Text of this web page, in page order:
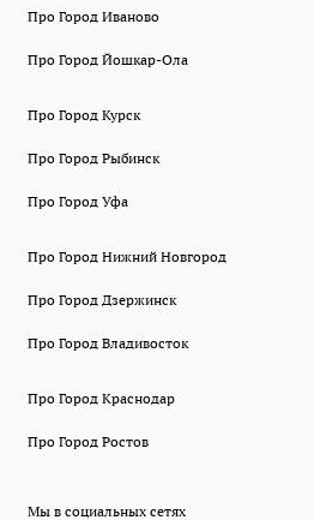
Про Город Иваново
Про Город Йошкар-Ола
Про Город Курск
Про Город Рыбинск
Про Город Уфа
Про Город Нижний Новгород
Про Город Дзержинск
Про Город Владивосток
Про Город Краснодар
Про Город Ростов
Мы в социальных сетях